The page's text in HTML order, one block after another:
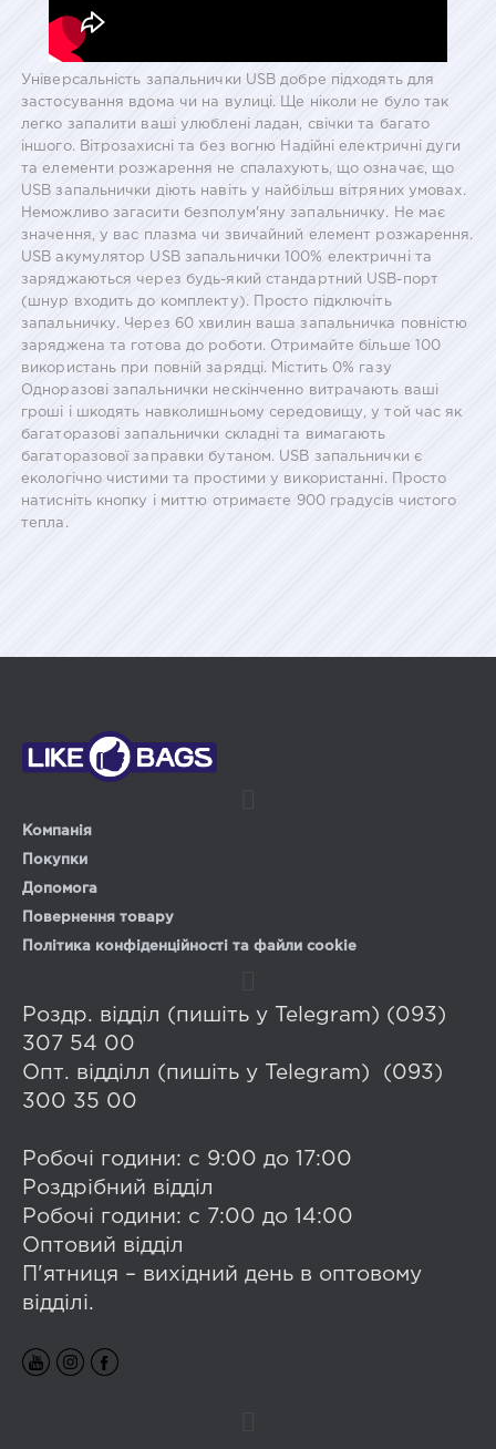
Універсальність запальнички USB добре підходять для
застосування вдома чи на вулиці. Ще ніколи не було так
легко запалити ваші улюблені ладан, свічки та багато
іншого. Вітрозахисні та без вогню Надійні електричні дуги
та елементи розжарення не спалахують, що означає, що
USB запальнички діють навіть у найбільш вітряних умовах.
Неможливо загасити безполум'яну запальничку. Не має
значення, у вас плазма чи звичайний елемент розжарення.
USB акумулятор USB запальнички 100% електричні та
заряджаються через будь-який стандартний USB-порт
(шнур входить до комплекту). Просто підключіть
запальничку. Через 60 хвилин ваша запальничка повністю
заряджена та готова до роботи. Отримайте більше 100
використань при повній зарядці. Містить 0% газу
Одноразові запальнички нескінченно витрачають ваші
гроші і шкодять навколишньому середовищу, у той час як
багаторазові запальнички складні та вимагають
багаторазової заправки бутаном. USB запальнички є
екологічно чистими та простими у використанні. Просто
натисніть кнопку і миттю отримаєте 900 градусів чистого
тепла.
Компанія
Покупки
Допомога
Повернення товару
Політика конфіденційності та файли cookie
Роздр. відділ (пишіть у Telegram) (093)
307 54 00
Опт. відділл (пишіть у Telegram) (093)
300 35 00
Робочі години: с 9:00 до 17:00
Роздрібний відділ
Робочі години: с 7:00 до 14:00
Оптовий відділ
П'ятниця – вихідний день в оптовому
відділі.